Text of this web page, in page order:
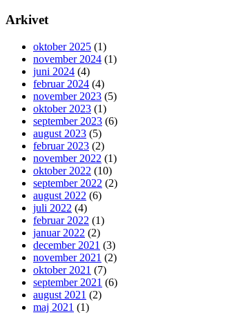
Arkivet
oktober 2025 (1)
november 2024 (1)
juni 2024 (4)
februar 2024 (4)
november 2023 (5)
oktober 2023 (1)
september 2023 (6)
august 2023 (5)
februar 2023 (2)
november 2022 (1)
oktober 2022 (10)
september 2022 (2)
august 2022 (6)
juli 2022 (4)
februar 2022 (1)
januar 2022 (2)
december 2021 (3)
november 2021 (2)
oktober 2021 (7)
september 2021 (6)
august 2021 (2)
maj 2021 (1)